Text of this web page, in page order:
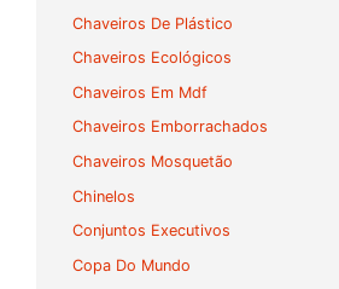
Chaveiros De Plástico
Chaveiros Ecológicos
Chaveiros Em Mdf
Chaveiros Emborrachados
Chaveiros Mosquetão
Chinelos
Conjuntos Executivos
Copa Do Mundo